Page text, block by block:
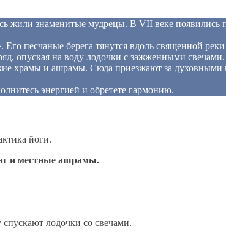
жили знаменитые мудрецы. В VII веке
песчаные берега тянутся вдоль священной
опуская на воду лодочки с зажженными свечами.
храмы и ашрамы. Сюда приезжают за
энергией и обретете гармонию.
йоги.
и местные ашрамы.
спускают лодочки со свечами.